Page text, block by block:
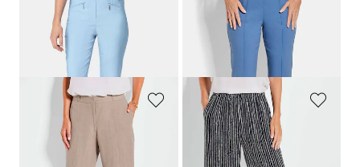
GOLDNER
Schmale Bengalinhose
LOUISA
159,00 CHF
GOLDNER
7/8-Bengalinhose BELLA mit Biesen
139,00 CHF
179,00 CHF
GOLDNER
169,00 CHF
GOLDNER
159,00 CHF169,00 CHF